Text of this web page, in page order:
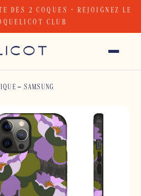
DÈS 2 COQUES · REJOIGNEZ LE
CLUB
– SAMSUNG